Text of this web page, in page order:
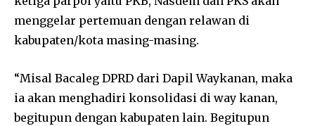
menggelar pertemuan dengan relawan di
kabupaten/kota masing-masing.
“Misal Bacaleg DPRD dari Dapil Waykanan, maka
ia akan menghadiri konsolidasi di way kanan,
begitupun dengan kabupaten lain. Begitupun